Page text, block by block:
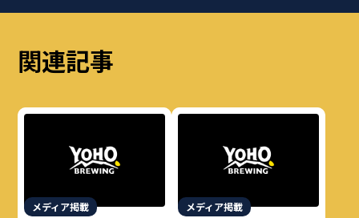
関連記事
メディア掲載 メディア掲載